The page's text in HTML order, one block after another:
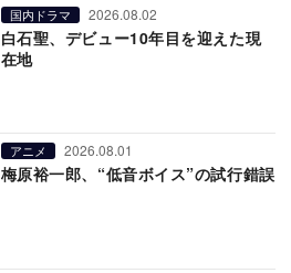
国内ドラマ 2026.08.02
白石聖、デビュー10年目を迎えた現
在地
アニメ 2026.08.01
梅原裕一郎、“低音ボイス”の試行錯誤